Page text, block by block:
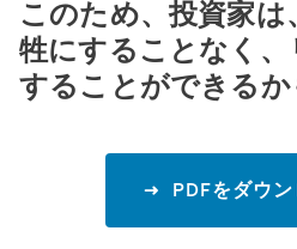
このため、投資家は
牲にすることなく
することができるか
PDFをダウ